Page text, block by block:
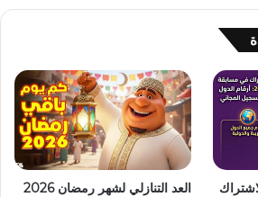
العد التنازلي لشهر رمضان 2026